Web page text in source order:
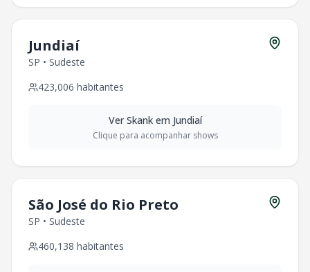
Jundiaí
SP • Sudeste
423,006 habitantes
VerSkankem Jundiaí
Clique para acompanhar shows
São José do Rio Preto
SP • Sudeste
460,138 habitantes